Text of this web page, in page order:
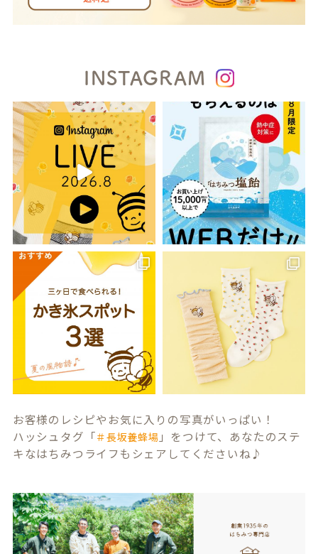
INSTAGRAM
お客様のレシピやお気に入りの写真がいっぱい！
ハッシュタグ「＃長坂養蜂場 」をつけて、あなたのステ
キなはちみつライフもシェアしてくださいね♪